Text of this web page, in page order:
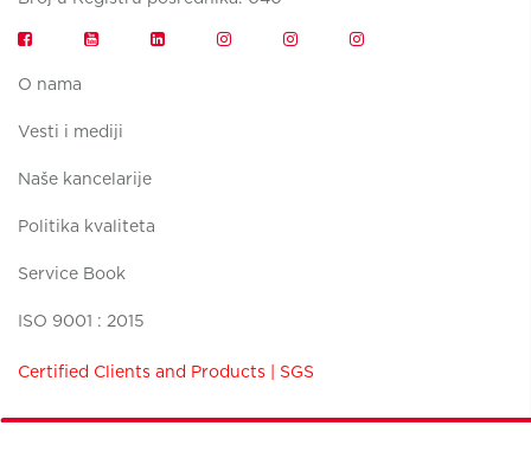
O nama
Vesti i mediji
Naše kancelarije
Politika kvaliteta
Service Book
ISO 9001 : 2015
Certified Clients and Products | SGS